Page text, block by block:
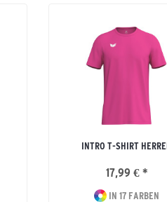
INTRO T-SHIRT
17,99 € *
IN 17 FARBEN